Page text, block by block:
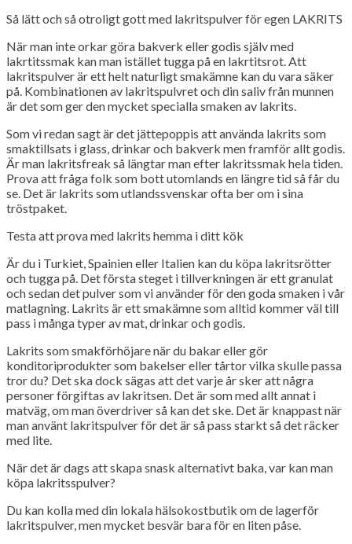
Så lätt och så otroligt gott med lakritspulver för egen LAKRITS
När man inte orkar göra bakverk eller godis själv med
lakrtitssmak kan man istället tugga på en lakrtitsrot. Att
lakritspulver är ett helt naturligt smakämne kan du vara säker
på. Kombinationen av lakritspulvret och din saliv från munnen
är det som ger den mycket specialla smaken av lakrits.
Som vi redan sagt är det jättepoppis att använda lakrits som
smaktillsats i glass, drinkar och bakverk men framför allt godis.
Är man lakritsfreak så längtar man efter lakritssmak hela tiden.
Prova att fråga folk som bott utomlands en längre tid så får du
se. Det är lakrits som utlandssvenskar ofta ber om i sina
tröstpaket.
Testa att prova med lakrits hemma i ditt kök
Är du i Turkiet, Spainien eller Italien kan du köpa lakritsrötter
och tugga på. Det första steget i tillverkningen är ett granulat
och sedan det pulver som vi använder för den goda smaken i vår
matlagning. Lakrits är ett smakämne som alltid kommer väl till
pass i många typer av mat, drinkar och godis.
Lakrits som smakförhöjare när du bakar eller gör
konditoriprodukter som bakelser eller tårtor vilka skulle passa
tror du? Det ska dock sägas att det varje år sker att några
personer förgiftas av lakritsen. Det är som med allt annat i
matväg, om man överdriver så kan det ske. Det är knappast när
man använt lakritspulver för det är så pass starkt så det räcker
med lite.
När det är dags att skapa snask alternativt baka, var kan man
köpa lakritsspulver?
Du kan kolla med din lokala hälsokostbutik om de lagerför
lakritspulver, men mycket besvär bara för en liten påse.